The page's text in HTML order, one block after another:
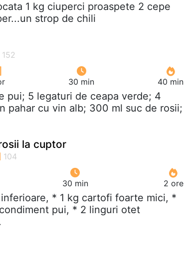
1 kg ciuperci proaspete 2 cepe
strop de chili
30 min 40 min
pui; 5 legaturi de ceapa verde; 4
pahar cu vin alb; 300 ml suc de rosii;
la cuptor
30 min 2 ore
* 1 kg cartofi foarte mici, *
pui, * 2 linguri otet